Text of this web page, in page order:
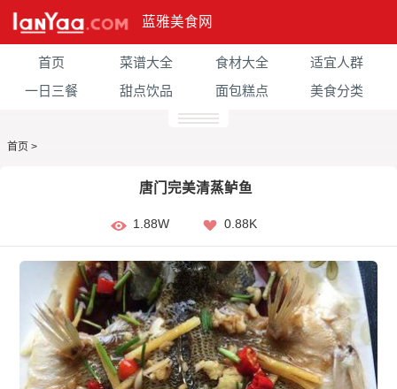
蓝雅美食网
首页 菜谱大全 食材大全
适宜人群
一日三餐
甜点饮品 面包糕点 美食分类
首页 >
唐门完美清蒸鲈鱼
1.88W 0.88K